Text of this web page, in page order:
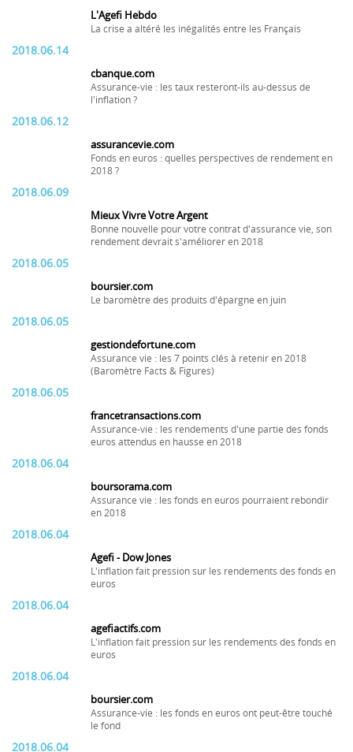
L'Agefi Hebdo
La crise a altéré les inégalités entre les Français
2018.06.14
cbanque.com
Assurance-vie : les taux resteront-ils au-dessus de
l'inflation ?
2018.06.12
assurancevie.com
Fonds en euros : quelles perspectives de rendement en
2018 ?
2018.06.09
Mieux Vivre Votre Argent
Bonne nouvelle pour votre contrat d'assurance vie, son
rendement devrait s'améliorer en 2018
2018.06.05
boursier.com
Le baromètre des produits d'épargne en juin
2018.06.05
gestiondefortune.com
Assurance vie : les 7 points clés à retenir en 2018
(Baromètre Facts & Figures)
2018.06.05
francetransactions.com
Assurance-vie : les rendements d'une partie des fonds
euros attendus en hausse en 2018
2018.06.04
boursorama.com
Assurance vie : les fonds en euros pourraient rebondir
en 2018
2018.06.04
Agefi - Dow Jones
L'inflation fait pression sur les rendements des fonds en
euros
2018.06.04
agefiactifs.com
L'inflation fait pression sur les rendements des fonds en
euros
2018.06.04
boursier.com
Assurance-vie : les fonds en euros ont peut-être touché
le fond
2018.06.04